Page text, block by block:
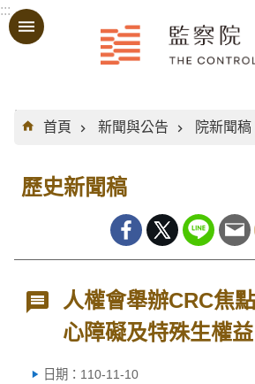
跳到主要內容區塊
:::
:::
首頁
新聞與公告 院新聞稿
歷史新聞稿
人權會舉辦CRC焦
心障礙及特殊生權益
日期：110-11-10